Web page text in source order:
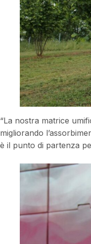
“La nostra matrice
migliorando
è il punto di partenza